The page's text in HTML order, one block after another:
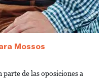
Mossos
de las oposiciones a